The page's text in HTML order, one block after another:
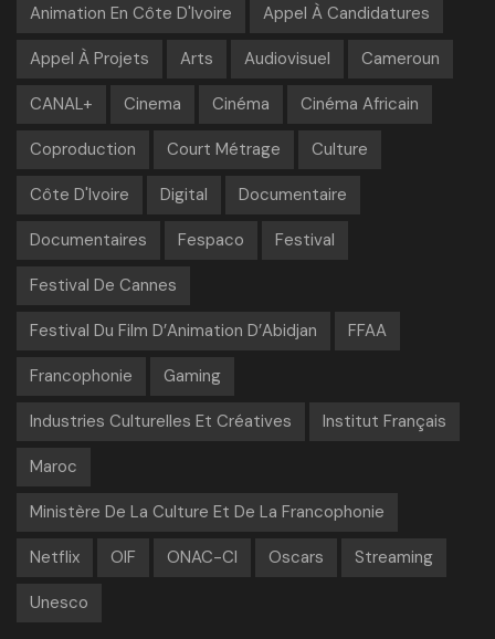
Animation En Côte D'Ivoire Appel À Candidatures
Appel À Projets Arts Audiovisuel Cameroun
CANAL+ Cinema Cinéma Cinéma Africain
Coproduction Court Métrage Culture
Côte D'Ivoire Digital Documentaire
Documentaires Fespaco Festival
Festival De Cannes
Festival Du Film D’Animation D’Abidjan FFAA
Francophonie Gaming
Industries Culturelles Et Créatives Institut Français
Maroc
Ministère De La Culture Et De La Francophonie
Netflix OIF ONAC-CI Oscars Streaming
Unesco